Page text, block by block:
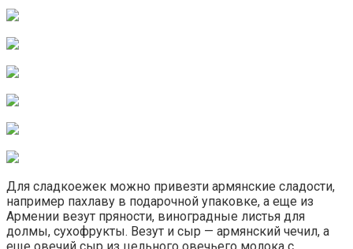
Для сладкоежек можно привезти армянские сладости,
например пахлаву в подарочной упаковке, а еще из
Армении везут пряности, виноградные листья для
долмы, сухофрукты. Везут и сыр — армянский чечил, а
еще овечий сыр из цельного овечьего молока с